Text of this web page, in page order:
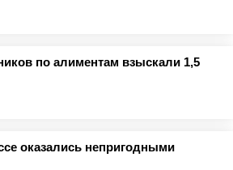
по алиментам взыскали 1,5
оказались непригодными